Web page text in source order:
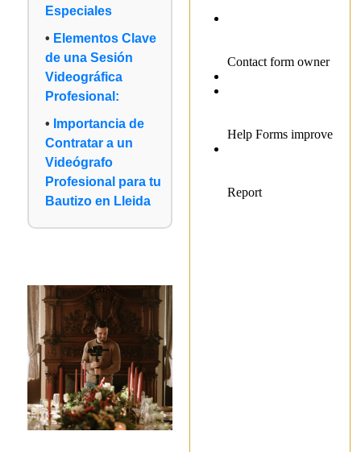
Especiales
Elementos Clave
de una Sesión
Videográfica
Profesional:
Importancia de
Contratar a un
Videógrafo
Profesional para tu
Bautizo en Lleida